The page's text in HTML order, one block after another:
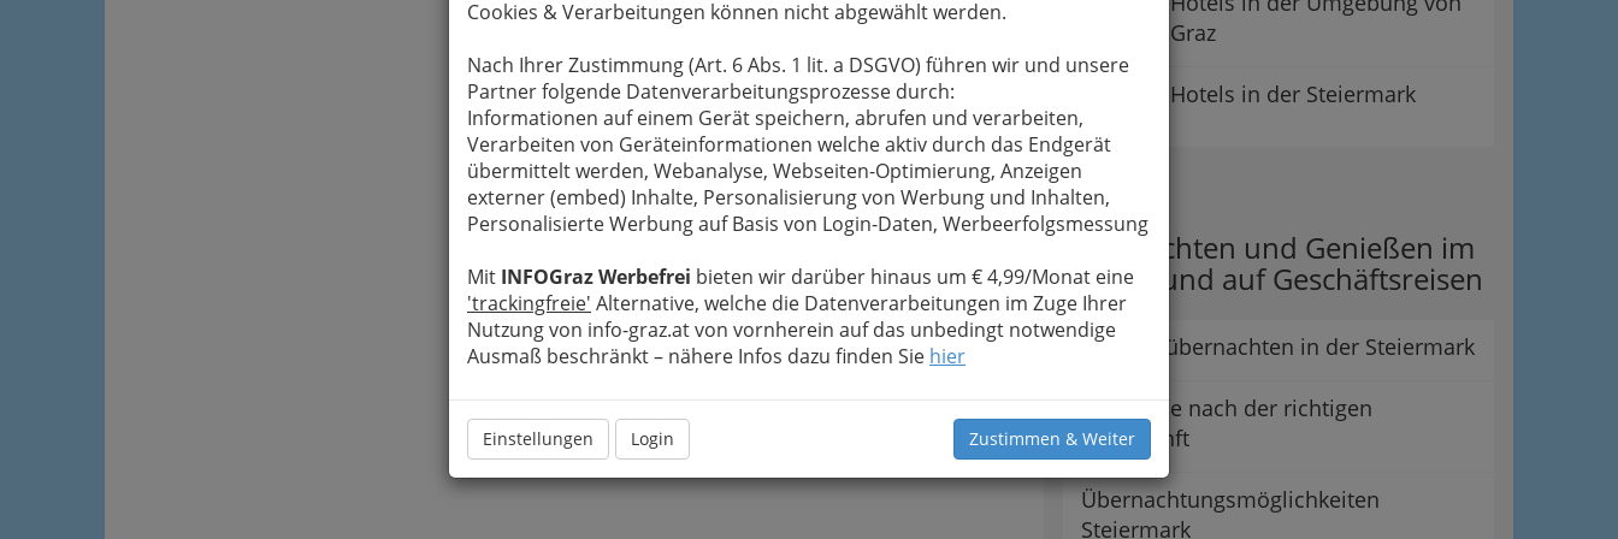
Cookies & Verarbeitungen können nicht abgewählt werden.
Nach Ihrer Zustimmung (Art. 6 Abs. 1 lit. a DSGVO) führen wir und unsere
Partner folgende Datenverarbeitungsprozesse durch:
Informationen auf einem Gerät speichern, abrufen und verarbeiten,
Verarbeiten von Geräteinformationen welche aktiv durch das Endgerät
übermittelt werden, Webanalyse, Webseiten-Optimierung, Anzeigen
externer (embed) Inhalte, Personalisierung von Werbung und Inhalten,
Personalisierte Werbung auf Basis von Login-Daten, Werbeerfolgsmessung
Mit INFOGraz Werbefrei bieten wir darüber hinaus um € 4,99/Monat eine
'trackingfreie' Alternative, welche die Datenverarbeitungen im Zuge Ihrer
Nutzung von info-graz.at von vornherein auf das unbedingt notwendige
Ausmaß beschränkt – nähere Infos dazu finden Sie hier
Einstellungen Login Zustimmen & Weiter
Graz
Hotels in der Steiermark
Tipps
Übernachten und Genießen im
Urlaub und auf Geschäftsreisen
Günstig übernachten in der Steiermark
Die Suche nach der richtigen
Unterkunft
Übernachtungsmöglichkeiten
Steiermark